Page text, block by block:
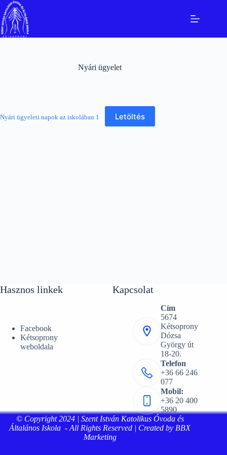
Skip
to
content
Nyári ügyelet
Nyári ügyeleti napok az iskolában 1 Letöltés
Hasznos linkek
Facebook
Kétsoprony
weboldala
Kapcsolat
Cím
5674
Kétsoprony
Dózsa
György út
18-20.
Telefon
+36 66 246
077
Mobil:
+36 20 400
5890
© Copyright 2024 | Szent István Katolikus Óvoda és
Általános Iskola - All Rights Reserved | Created by BBX
Marketing